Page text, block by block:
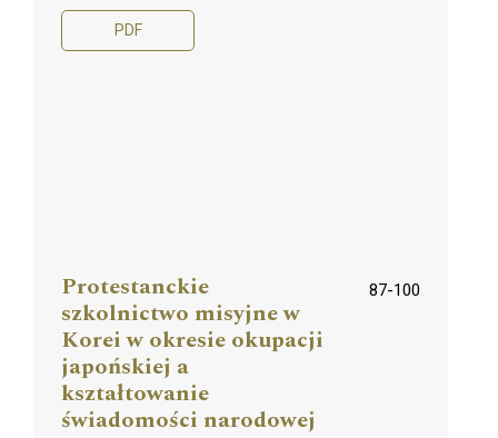
PDF
Protestanckie
szkolnictwo misyjne w
Korei w okresie okupacji
japońskiej a
kształtowanie
świadomości narodowej
87-100